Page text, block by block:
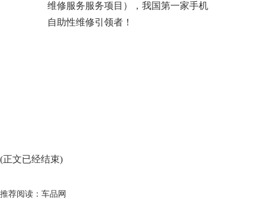
维修服务服务项目），我国第一家手机
自助性维修引领者！
(正文已经结束)
推荐阅读： 车品网